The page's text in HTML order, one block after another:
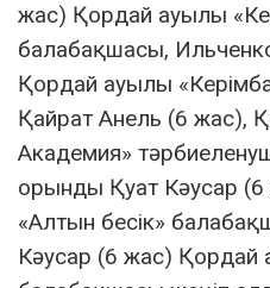
жас) Қордай ауылы
балабақшасы,
Қордай ауылы
Қайрат Анель (6 жас),
Академия»
орынды Қуат Кәусар
«Алтын бесік»
Кәусар (6 жас) Қордай